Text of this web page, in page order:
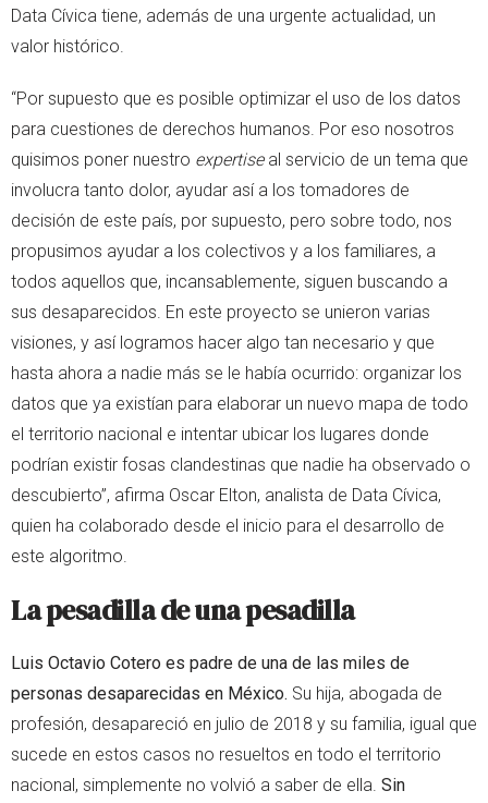
Data Cívica tiene, además de una urgente actualidad, un
valor histórico.
“Por supuesto que es posible optimizar el uso de los datos
para cuestiones de derechos humanos. Por eso nosotros
quisimos poner nuestro expertiseal servicio de un tema que
involucra tanto dolor, ayudar así a los tomadores de
decisión de este país, por supuesto, pero sobre todo, nos
propusimos ayudar a los colectivos y a los familiares, a
todos aquellos que, incansablemente, siguen buscando a
sus desaparecidos. En este proyecto se unieron varias
visiones, y así logramos hacer algo tan necesario y que
hasta ahora a nadie más se le había ocurrido: organizar los
datos que ya existían para elaborar un nuevo mapa de todo
el territorio nacional e intentar ubicar los lugares donde
podrían existir fosas clandestinas que nadie ha observado o
descubierto”, afirma Oscar Elton, analista de Data Cívica,
quien ha colaborado desde el inicio para el desarrollo de
este algoritmo.
La pesadilla de una pesadilla
Luis Octavio Cotero es padre de una de las miles de
personas desaparecidas en México. Su hija, abogada de
profesión, desapareció en julio de 2018 y su familia, igual que
sucede en estos casos no resueltos en todo el territorio
nacional, simplemente no volvió a saber de ella. Sin